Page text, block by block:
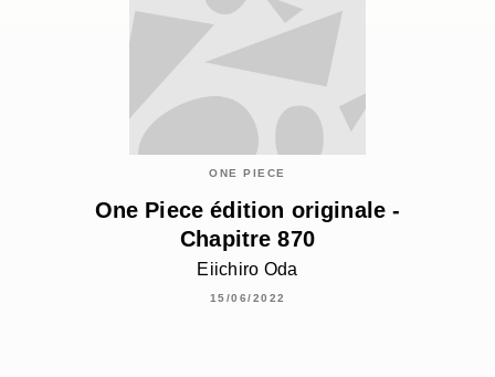
ONE PIECE
One Piece édition originale -
Chapitre 870
Eiichiro Oda
15/06/2022